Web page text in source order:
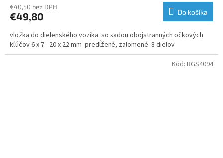
€40,50 bez DPH
€49,80 Do košíka
vložka do dielenského vozíka so sadou obojstranných očkových
kľúčov 6 x 7 - 20 x 22 mm predĺžené, zalomené 8 dielov
Kód: BGS4094